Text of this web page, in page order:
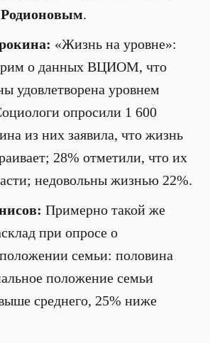
.
«Жизнь на уровне»:
о данных ВЦИОМ, что
удовлетворена уровнем
опросили 1 600
из них заявила, что жизнь
28% отметили, что их
недовольны жизнью 22%.
Примерно такой же
при опросе о
семьи: половина
положение семьи
среднего, 25% ниже